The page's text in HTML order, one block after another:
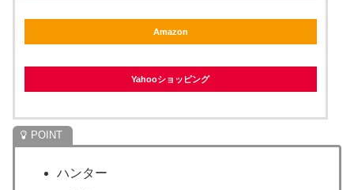
Amazon
Yahooショッピング
ハンター